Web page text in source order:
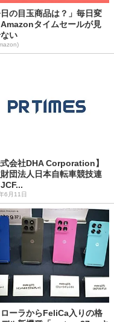
日の目玉商品は？」毎日変
タイムセールが見
い
式会社DHA Corporation】
団法人日本自転車競技連
6月11日
ーラからFeliCa入りの格